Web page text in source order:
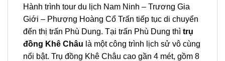
Hành trình tour du lịch Nam Ninh – Trương Gia
Giới – Phượng Hoàng Cổ Trấn tiếp tục di chuyển
đến thị trấn Phù Dung. Tại trấn Phù Dung thì trụ
đồng Khê Châu là một công trình lịch sử vô cùng
nổi bật. Trụ đồng Khê Châu cao gần 4 mét, gồm 8